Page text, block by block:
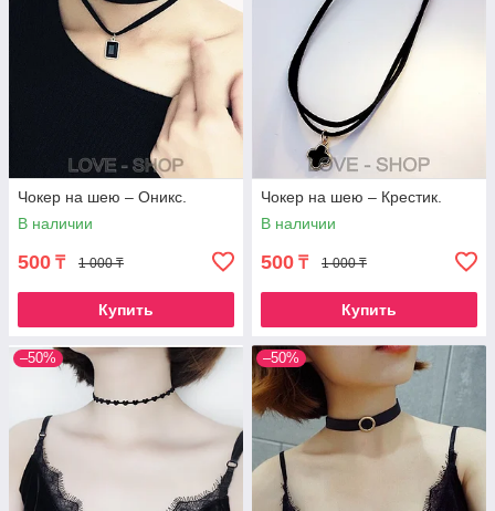
Чокер на шею – Оникс.
В наличии
500 ₸ 1 000 ₸
Купить
Чокер на шею – Крестик.
В наличии
500 ₸ 1 000 ₸
Купить
–50% –50%